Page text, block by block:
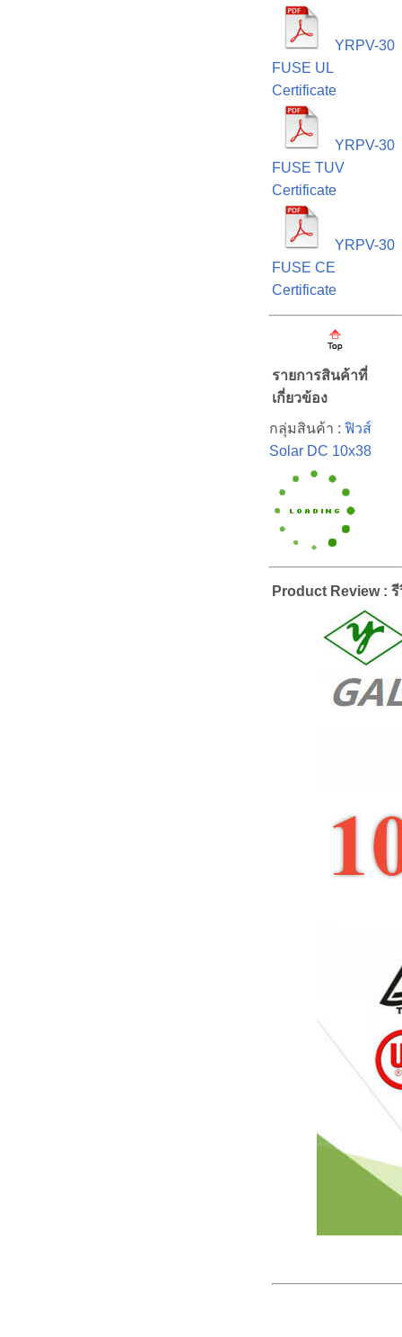
YRPV-30
FUSE UL
Certificate
YRPV-30
FUSE TUV
Certificate
YRPV-30
FUSE CE
Certificate
รายการสินค้าที่
เกี่ยวข้อง
กลุ่มสินค้า : ฟิวส์
Solar DC 10x38
Product Review :